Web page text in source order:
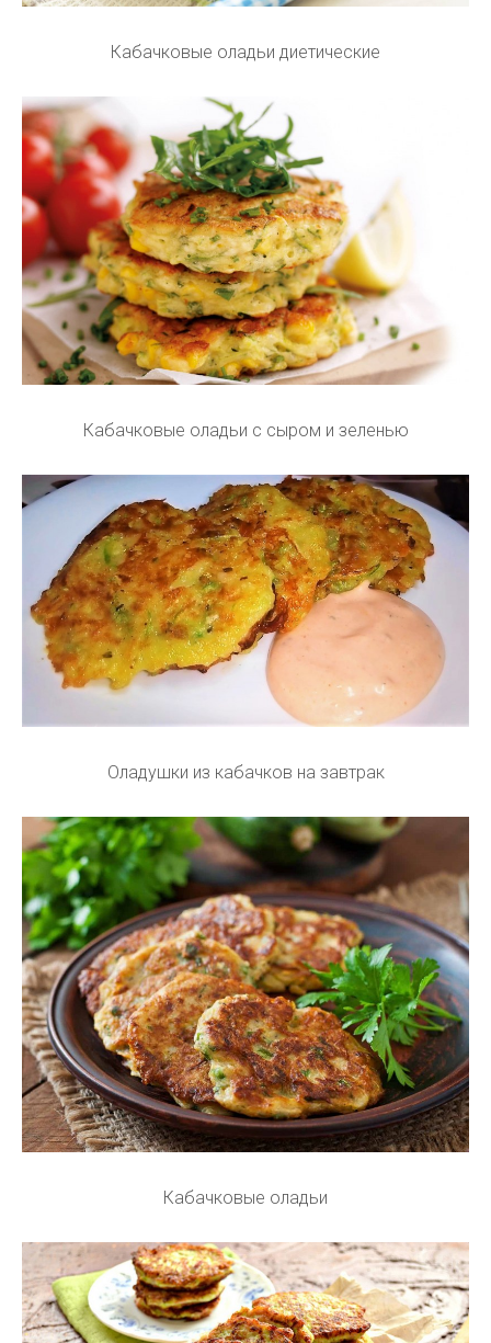
Кабачковые оладьи диетические
Кабачковые оладьи с сыром и зеленью
Оладушки из кабачков на завтрак
Кабачковые оладьи